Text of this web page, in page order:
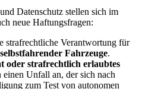
Datenschutz stellen sich im
neue Haftungsfragen:
strafrechtliche Verantwortung für
Fahrzeuge.
oder strafrechtlich erlaubtes
Unfall an, der sich nach
zum Test von autonomen